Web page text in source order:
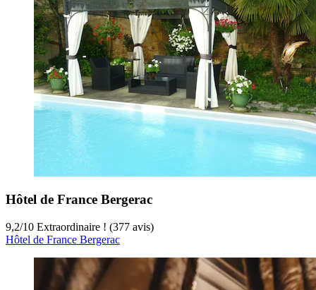
Hôtel de France Bergerac
9,2/10 Extraordinaire ! (377 avis)
Hôtel de France Bergerac